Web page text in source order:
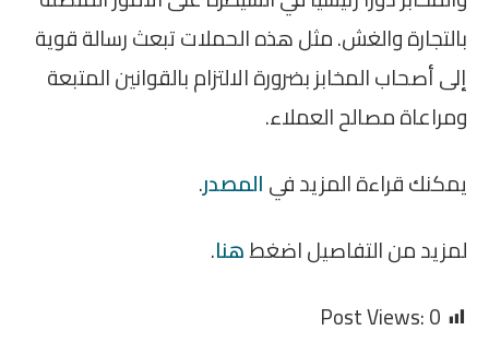
بالتجارة والغش. مثل هذه الحملات تبعث رسالة قوية
إلى أصحاب المخابز بضرورة الالتزام بالقوانين المتبعة
ومراعاة مصالح العملاء.
يمكنك قراءة المزيد فيالمصدر.
لمزيد من التفاصيل اضغطهنا.
Post Views:0